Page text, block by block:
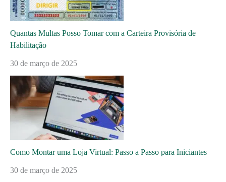
Quantas Multas Posso Tomar com a Carteira Provisória de
Habilitação
30 de março de 2025
Como Montar uma Loja Virtual: Passo a Passo para Iniciantes
30 de março de 2025